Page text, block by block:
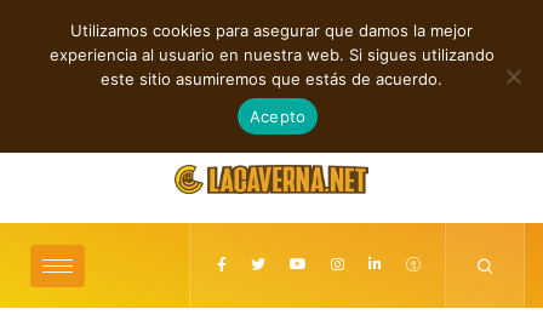
TENDENCIAS
Shaven Primates: Un estallido de Hard Rock contra el control digital
agosto 8, 2026
Utilizamos cookies para asegurar que damos la mejor
experiencia al usuario en nuestra web. Si sigues utilizando
este sitio asumiremos que estás de acuerdo.
Acepto